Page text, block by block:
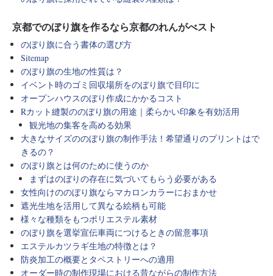
京都でのぼり旗を作るなら京都のれんがべスト
のぼり旗に合う書体の選び方
Sitemap
のぼり旗の生地の性質は？
イベント時のゴミ回収場所をのぼり旗で目印に
オープンハウスのぼり作成にかかるコスト
Rカット縫製ののぼり旗の用途｜柔らかい印象を有効活用
観光地の集客を高める効果
大きなサイズののぼり旗の制作手法！希望通りのプリントはで
きるの？
のぼり旗とは何のために使うのか
まずはのぼりの存在に気づいてもらう必要がある
女性向けののぼり旗ならマカロンカラーにおまかせ
遮光生地を活用して異なる絵柄も可能
様々な種類をもつポリエステル素材
のぼり旗を選挙宣伝車両につけるときの留意事項
エステルカツラギ生地の特徴とは？
防炎加工の概要とタペストリーへの適用
オーダー時の制作現場における昔ながらの制作方法